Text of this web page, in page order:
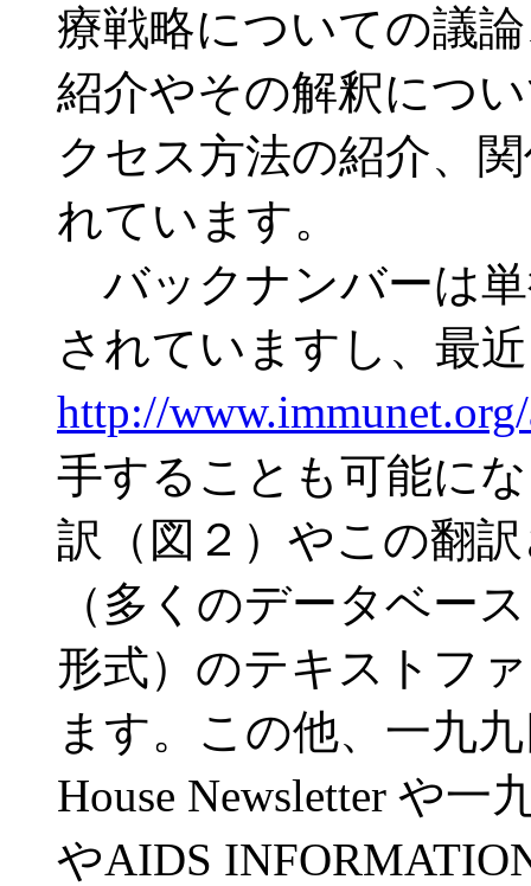
療戦略についての議
紹介やその解釈につ
クセス方法の紹介、
れています。
バックナンバーは
されていますし、最近
http://
手することも可能に
訳（図２）やこの翻
（多くのデータベー
形式）のテキストフ
ます。この他、一九
House Newsletter や一
やAIDS